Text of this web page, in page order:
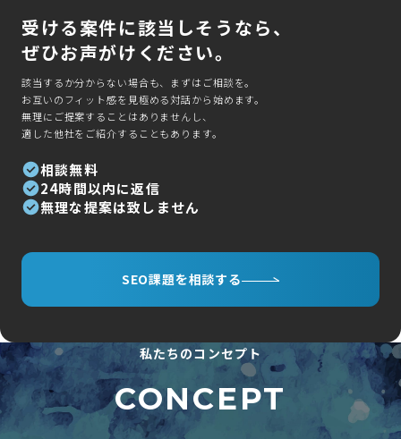
受ける案件に該当しそうなら、
ぜひお声がけください。
該当するか分からない場合も、まずはご相談を。
お互いのフィット感を見極める対話から始めます。
無理にご提案することはありませんし、
適した他社をご紹介することもあります。
相談無料
24時間以内に返信
無理な提案は致しません
SEO課題を相談する
私たちのコンセプト
CONCEPT